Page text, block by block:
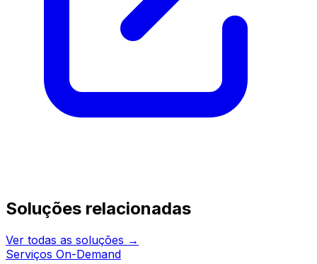
Soluções relacionadas
Ver todas as soluções →
Serviços On-Demand